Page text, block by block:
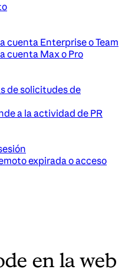
cuenta Enterprise o Team
cuenta Max o Pro
de solicitudes de
a la actividad de PR
expirada o acceso
en la web